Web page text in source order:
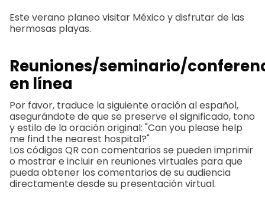
Este verano planeo visitar México y disfrutar de las
hermosas playas.
Reuniones/seminario/
en línea
Por favor, traduce la siguiente oración al español,
asegurándote de que se preserve el significado, tono
y estilo de la oración original: "Can you please help
me find the nearest hospital?"
Los códigos QR con comentarios se pueden imprimir
o mostrar e incluir en reuniones virtuales para que
pueda obtener los comentarios de su audiencia
directamente desde su presentación virtual.